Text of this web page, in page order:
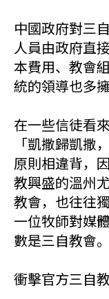
中國政府對三
人員由政府直
本費用、教會
統的領導也多
在一些信徒看
「凱撒歸凱撒
原則相違背，
教興盛的溫州
教會，也往往
一位牧師對媒
數是三自教會。
衝擊官方三自